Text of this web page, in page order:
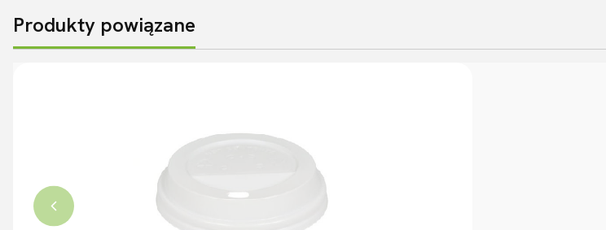
Produkty powiązane